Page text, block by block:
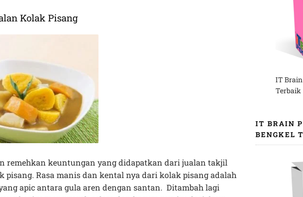
Kolak Pisang
remehkan keuntungan yang didapatkan dari jualan takjil
pisang. Rasa manis dan kental nya dari kolak pisang adalah
apic antara gula aren dengan santan. Ditambah lagi
IT Brain
Terbaik
IT BRAIN
BENGKEL